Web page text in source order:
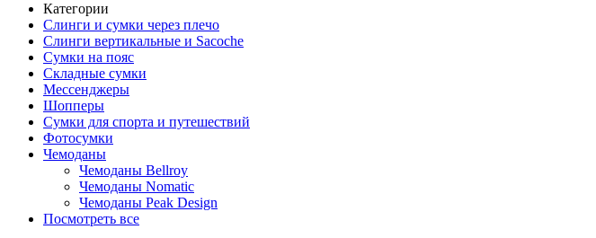
Категории
Слинги и сумки через плечо
Слинги вертикальные и Sacoche
Сумки на пояс
Складные сумки
Мессенджеры
Шопперы
Сумки для спорта и путешествий
Фотосумки
Чемоданы
Чемоданы Bellroy
Чемоданы Nomatic
Чемоданы Peak Design
Посмотреть все